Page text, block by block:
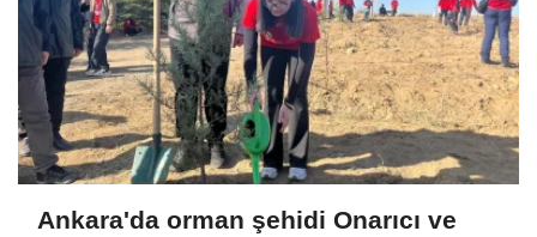
Ankara'da orman şehidi Onarıcı ve